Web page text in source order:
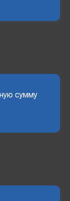
сумму